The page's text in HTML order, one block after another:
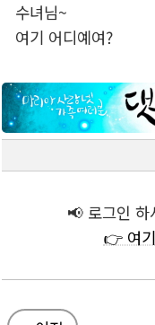
수녀님~
여기 어디예여?
📢 로그인 하
👉 여